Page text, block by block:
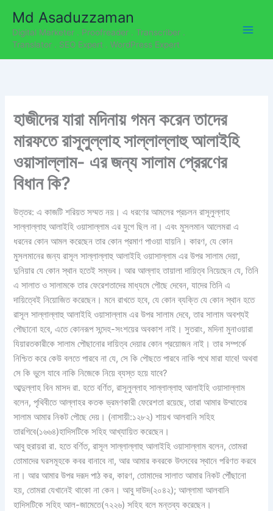
content
Md Asaduzzaman
Digital Marketer . Proofreader . Transcriber .
Translator . SEO Expert . WordPress Expert
হাজীদের যারা মদিনায় গমন করেন তাদের
মারফতে রাসূলুল্লাহ সাল্লাল্লাহু আলাইহি
ওয়াসাল্লাম- এর জন্য সালাম প্রেরণের
বিধান কি?
উত্তর: এ কাজটি শরিয়ত সম্মত নয়। এ ধরণের আমলের প্রচলন রাসূলুল্লাহ
সাল্লাল্লাহু আলাইহি ওয়াসাল্লাম এর যুগে ছিল না। এবং মুসলমান আলেমরা এ
ধরনের কোন আমল করেছেন তার কোন প্রমাণ পাওয়া যায়নি। কারণ, যে কোন
মুসলমানের জন্য রাসূল সাল্লাল্লাহু আলাইহি ওয়াসাল্লাম এর উপর সালাম দেয়া,
দুনিয়ার যে কোন স্থান হতেই সম্ভব। আর আল্লাহ তায়ালা দায়িত্ব নিয়েছেন যে, তিনি
এ সালাত ও সালামকে তার ফেরেশতাদের মাধ্যমে পৌছে দেবেন, যাদের তিনি এ
দায়িত্বেই নিয়োজিত করেছেন। মনে রাখতে হবে, যে কোন ব্যক্তি যে কোন স্থান হতে
রাসূল সাল্লাল্লাহু আলাইহি ওয়াসাল্লাম এর উপর সালাম দেবে, তার সালাম অবশ্যই
পৌছানো হবে, এতে কোনরূপ সন্দেহ-সংশয়ের অবকাশ নাই। সুতরাং, মদিনা মুনাওয়ারা
যিয়ারতকারীকে সালাম পৌছানোর দায়িত্ব দেয়ার কোন প্রয়োজন নাই। তার সম্পর্কে
নিশ্চিত করে কেউ বলতে পারবে না যে, সে কি পৌছতে পারবে নাকি পথে মারা যাবে! অথবা
সে কি ভুলে যাবে নাকি নিজেকে নিয়ে ব্যস্ত হয়ে যাবে?
আব্দুল্লাহ বিন মাসদ রা. হতে বর্ণিত, রাসূলুল্লাহ সাল্লাল্লাহু আলাইহি ওয়াসাল্লাম
বলেন, পৃথিবীতে আল্লাহর কতক ভ্রমণকারী ফেরেশতা রয়েছে, তারা আমার উম্মাতের
সালাম আমার নিকট পৌছে দেয়। (নাসায়ী:১২৮২)‌‌ শায়খ আলবা‌‌নি সহিহ
তারগিবে(১৬৬৪)হাদিসটিকে সহিহ আখ্যায়িত করেছেন।
আবু হুরায়রা রা. হতে বর্ণিত, রাসূল সাল্লাল্লাহু আলাইহি ওয়াসাল্লাম বলেন, তোমরা
তোমাদের ঘরসমূহকে কবর বানাবে না, আর আমার কবরকে উৎসবের স্থানে পরিণত করবে
না। আর আমার উপর দরূদ পাঠ কর, কারণ, তোমাদের সালাত আমার নিকট পৌঁছানো
হয়, তোমরা যেখানেই থাকো না কেন। আবু দাউদ(২০৪২); আল্লামা আলবানি
হাদিসটিকে সহিহ আল-জামেতে(৭২২৬) সহিহ বলে মন্তব্য করেছেন।
a
t
e
s